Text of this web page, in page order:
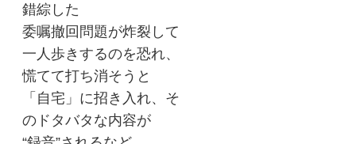
錯綜した
委嘱撤回問題が炸裂して
一人歩きするのを恐れ、
慌てて打ち消そうと
「自宅」に招き入れ、そ
のドタバタな内容が